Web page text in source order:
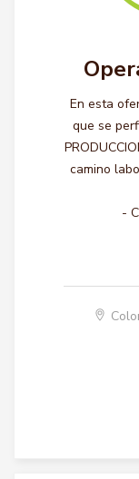
En esta
que se
camino
-